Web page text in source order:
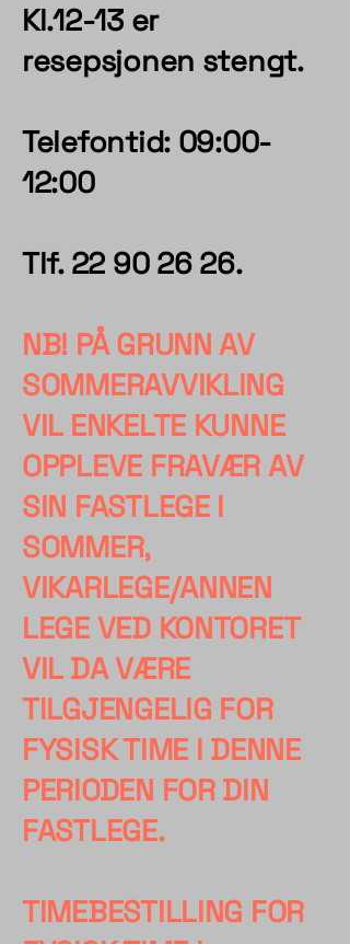
Kl.12-13 er
resepsjonen stengt.
Telefontid: 09:00-
12:00
Tlf. 22 90 26 26.
NB! PÅ GRUNN AV
SOMMERAVVIKLING
VIL ENKELTE KUNNE
OPPLEVE FRAVÆR AV
SIN FASTLEGE I
SOMMER,
VIKARLEGE/ANNEN
LEGE VED KONTORET
VIL DA VÆRE
TILGJENGELIG FOR
FYSISK TIME I DENNE
PERIODEN FOR DIN
FASTLEGE.
TIMEBESTILLING FOR